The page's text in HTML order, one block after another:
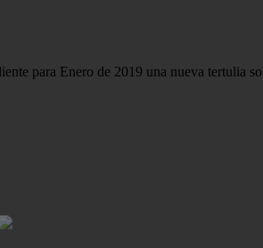
LEGAL
para Enero de 2019 una nueva tertulia